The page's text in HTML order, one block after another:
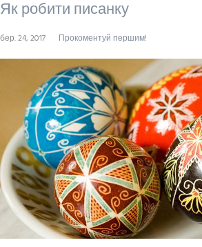
Як робити писанку
бер. 24, 2017 Прокоментуй першим!